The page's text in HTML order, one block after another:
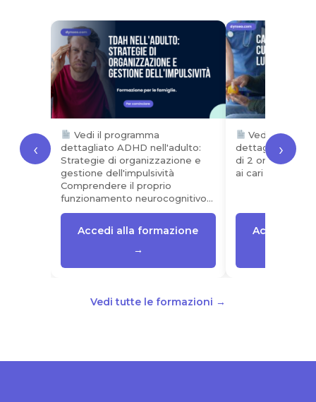
‹
Vedi il programma
dettagliato ADHD nell'adulto:
Strategie di organizzazione e
gestione dell'impulsività
Comprendere il proprio
funzionamento neurocognitivo…
Accedi alla formazione
→
Vedi il
dettagliato
di 2 ore è rivolta
ai cari di…
Accedi alla
›
Vedi tutte le formazioni →